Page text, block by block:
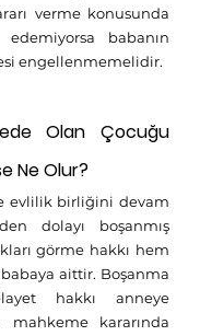
verme konusunda
babanın
engellenmemelidir.
Olan Çocuğu
Ne Olur?
evlilik birliğini devam
dolayı boşanmış
görme hakkı hem
aittir. Boşanma
hakkı anneye
mahkeme kararında